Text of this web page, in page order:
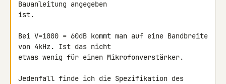
Bauanleitung angegeben
ist.
Bei V=1000 = 60dB kommt man auf eine Bandbreite
von 4kHz. Ist das nicht
etwas wenig für einen Mikrofonverstärker.
Jedenfall finde ich die Spezifikation des